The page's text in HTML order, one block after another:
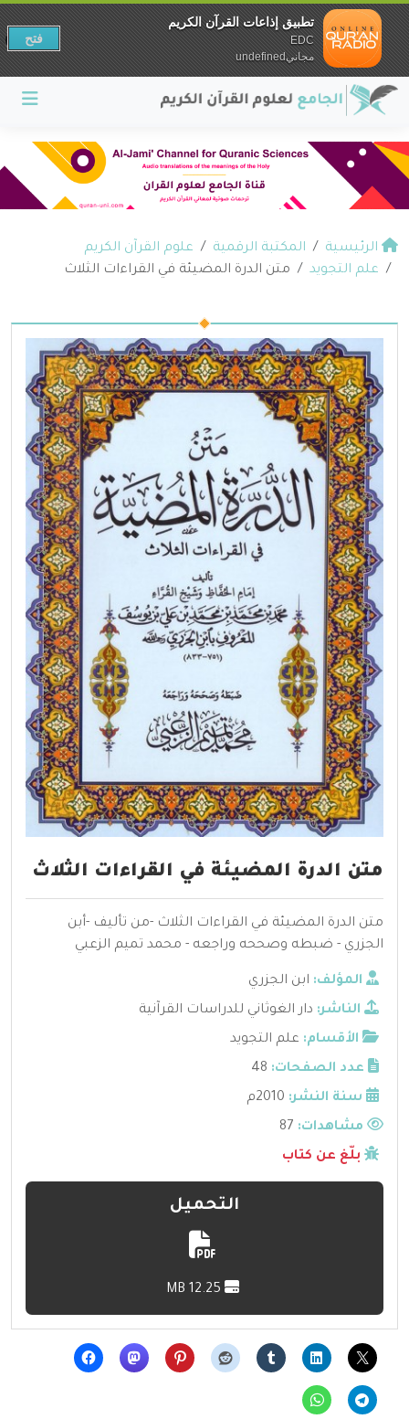
الرئيسية المكتبة الرقمية
علوم القرآن الكريم
علم التجويد
متن الدرة المضيئة في القراءات الثلاث
متن الدرة المضيئة في القراءات الثلاث
متن الدرة المضيئة في القراءات الثلاث -من تأليف -أبن
الجزري - ضبطه وصححه وراجعه - محمد تميم الزعبي
المؤلف: ابن الجزري
الناشر: دار الغوثاني للدراسات القرآنية
الأقسام: علم التجويد
عدد الصفحات: 48
سنة النشر: 2010م
مشاهدات:
بلّغ عن كتاب
التحميل
تطبيق إذاعات القرآن الكريم
EDC
مجانيundefined
فتح